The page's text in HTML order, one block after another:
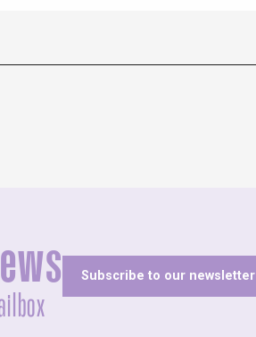
Subscribe to our newsletter